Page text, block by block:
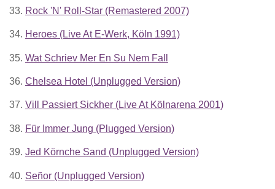
33. Rock 'N' Roll-Star (Remastered 2007)
34. Heroes (Live At E-Werk, Köln 1991)
35. Wat Schriev Mer En Su Nem Fall
36. Chelsea Hotel (Unplugged Version)
37. Vill Passiert Sickher (Live At Kölnarena 2001)
38. Für Immer Jung (Plugged Version)
39. Jed Körnche Sand (Unplugged Version)
40. Señor (Unplugged Version)